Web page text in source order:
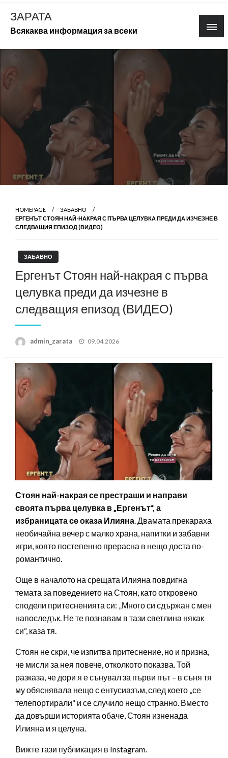
Skip
content
ЗАРАТА
Всякаква информация за всеки
HOMEPAGE
ЗАБАВНО
ЕРГЕНЪТ СТОЯН НАЙ-НАКРАЯ С ПЪРВА ЦЕЛУВКА ПРЕДИ ДА ИЗЧЕЗНЕ В
СЛЕДВАЩИЯ ЕПИЗОД (ВИДЕО)
ЗАБАВНО
Ергенът Стоян най-накрая с първа
целувка преди да изчезне в
следващия епизод (ВИДЕО)
admin_zarata
Posted
09.04.2026
Стоян най-накрая се престраши и направи
своята първа целувка в „Ергенът“, а
избраницата се оказа Илияна. Двамата прекараха
необичайна вечер с малко храна, напитки и забавни
игри, която постепенно прерасна в нещо доста по-
романтично.
Още в началото на срещата Илияна повдигна
темата за поведението на Стоян, като откровено
сподели притесненията си: „Много си сдържан с мен
напоследък. Не те познавам в тази светлина някак
си“, каза тя.
Стоян не скри, че изпитва притеснение, но и призна,
че мисли за нея повече, отколкото показва. Той
разказа, че дори я е сънувал за първи път – в съня тя
му обяснявала нещо с ентусиазъм, след което „се
телепортирали“ и се случило нещо странно. Вместо
да довърши историята обаче, Стоян изненада
Илияна и я целуна.
Вижте тази публикация в Instagram.